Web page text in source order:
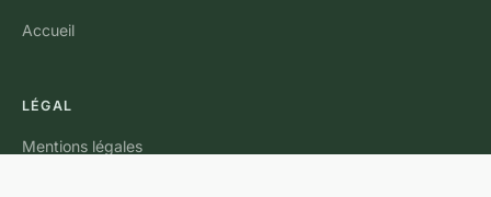
Accueil
LÉGAL
Mentions légales